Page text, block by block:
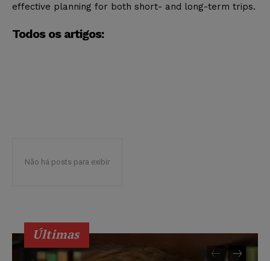
effective planning for both short- and long-term trips.
Todos os artigos:
Não há posts para exibir
Últimas